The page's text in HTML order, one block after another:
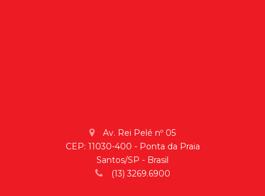
Av. Rei Pelé nº 05
CEP: 11030-400 - Ponta da Praia
Santos/SP - Brasil
(13) 3269.6900